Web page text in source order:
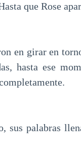
que Rose
en girar en
hasta ese
sus palabras